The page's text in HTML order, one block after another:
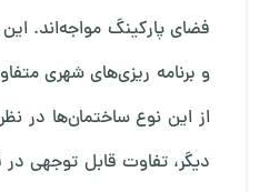
فضای پارکینگ مواجه‌اند.
و برنامه ‌ریزی‌های شهری
از این نوع ساختمان‌ها در
دیگر، تفاوت قابل توجهی